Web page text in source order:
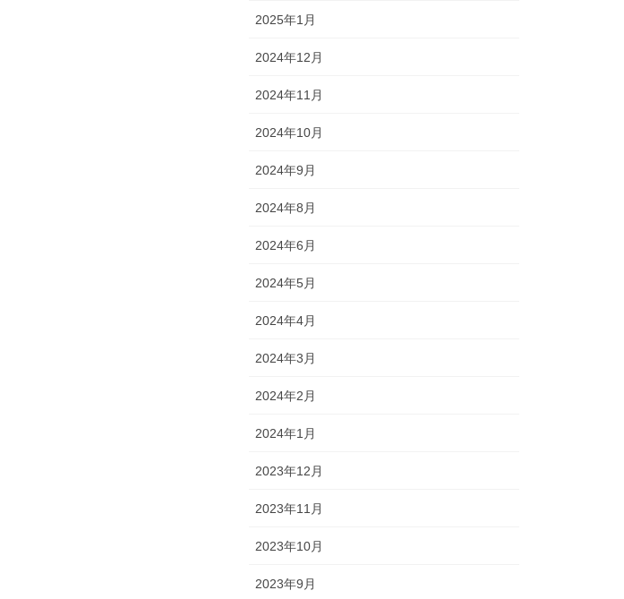
2025年1月
2024年12月
2024年11月
2024年10月
2024年9月
2024年8月
2024年6月
2024年5月
2024年4月
2024年3月
2024年2月
2024年1月
2023年12月
2023年11月
2023年10月
2023年9月